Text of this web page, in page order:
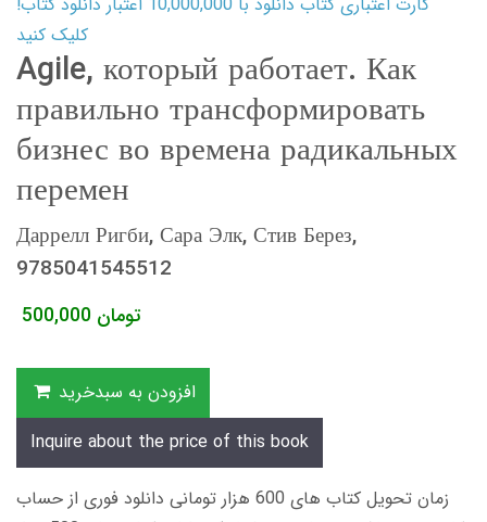
کلیک کنید
Agile, который работает. Как
правильно трансформировать
бизнес во времена радикальных
перемен
Даррелл Ригби, Сара Элк, Стив Берез,
9785041545512
500,000 تومان
افزودن به سبدخرید
Inquire about the price of this book
زمان تحویل کتاب های 600 هزار تومانی دانلود فوری از حساب